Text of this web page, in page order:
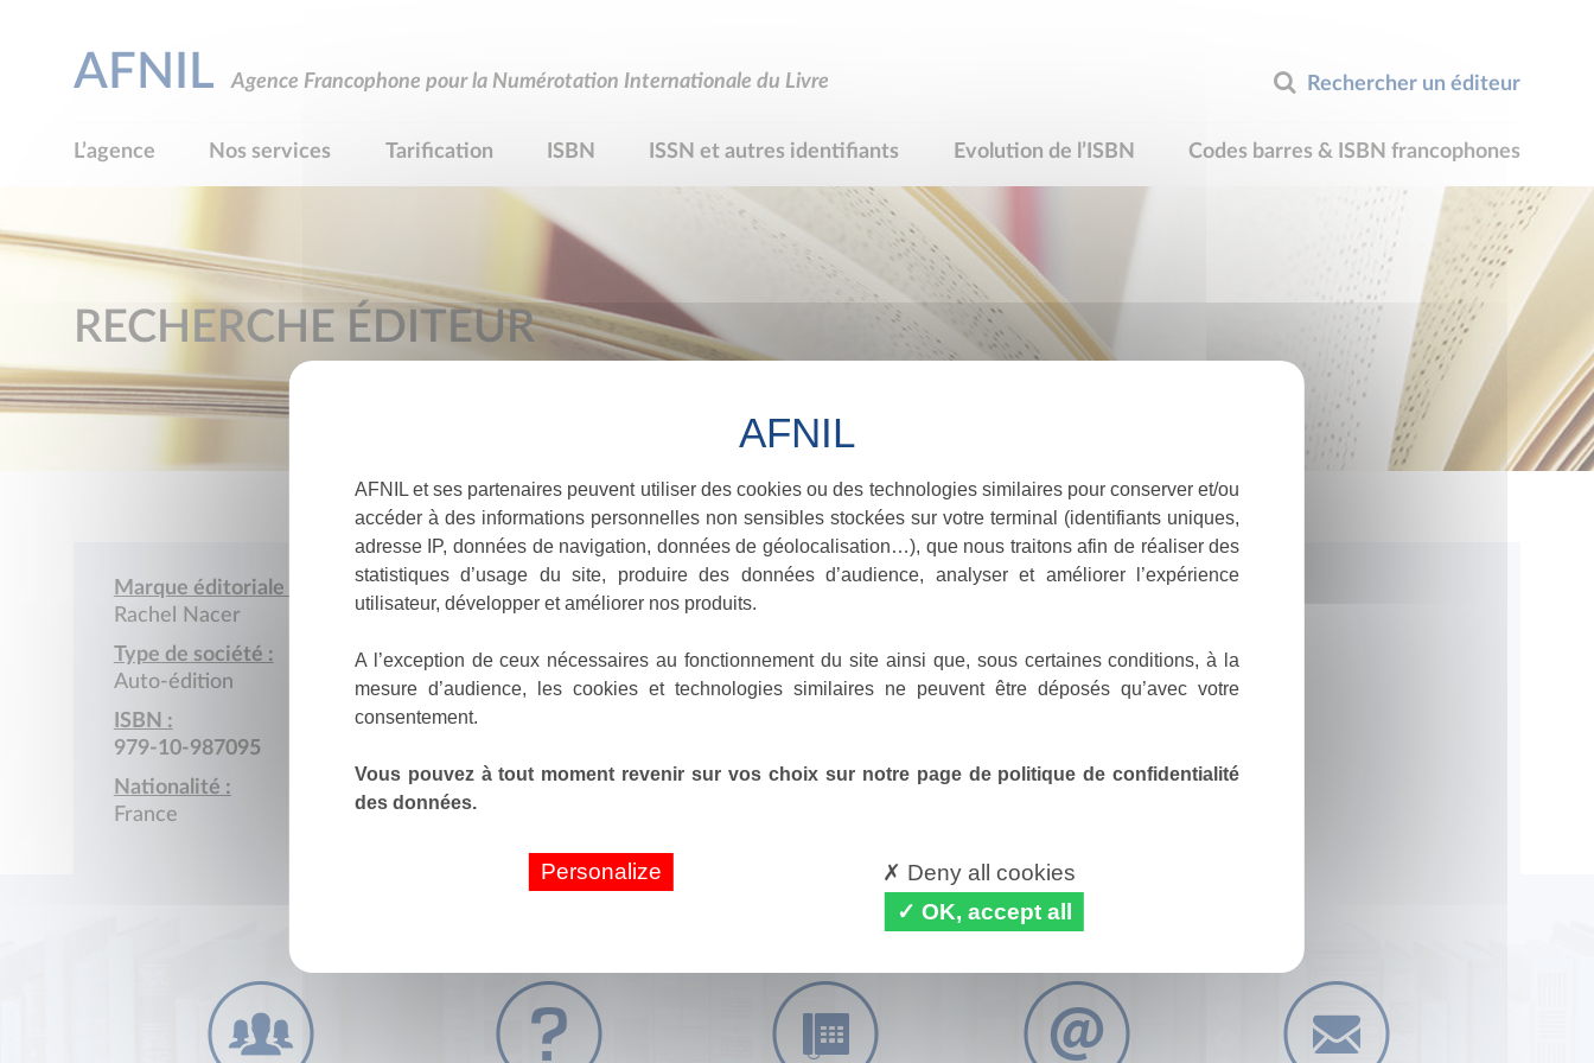
Rechercher un éditeur
AFNIL Agence Francophone pour la Numérotation Internationale du Livre
L’agence Nos services Tarification ISBN ISSN et autres identifiants Evolution de l’ISBN Codes barres & ISBN francophones
RECHERCHE ÉDITEUR
Marque éditoriale :
Rachel Nacer
Type de société :
Auto-édition
ISBN :
979-10-987095
Nationalité :
France
AFNIL et ses partenaires peuvent utiliser des cookies ou des technologies similaires pour conserver et/ou
accéder à des informations personnelles non sensibles stockées sur votre terminal (identifiants uniques,
adresse IP, données de navigation, données de géolocalisation…), que nous traitons afin de réaliser des
statistiques d’usage du site, produire des données d’audience, analyser et améliorer l’expérience
utilisateur, développer et améliorer nos produits.
A l’exception de ceux nécessaires au fonctionnement du site ainsi que, sous certaines conditions, à la
mesure d’audience, les cookies et technologies similaires ne peuvent être déposés qu’avec votre
consentement.
Vous pouvez à tout moment revenir sur vos choix sur notre page de politique de confidentialité
des données.
Personalize
Deny all cookies
OK, accept all